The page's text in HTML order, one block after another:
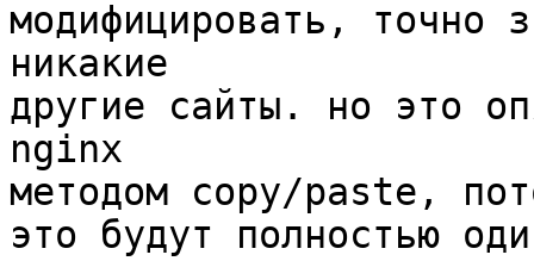
модифицировать, точно
никакие
другие сайты. но это
nginx
методом copy/paste,
это будут полностью